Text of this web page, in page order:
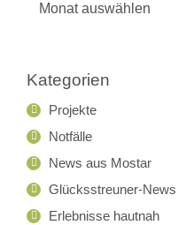
Kategorien
Projekte
Notfälle
News aus Mostar
Glücksstreuner-News
Erlebnisse hautnah